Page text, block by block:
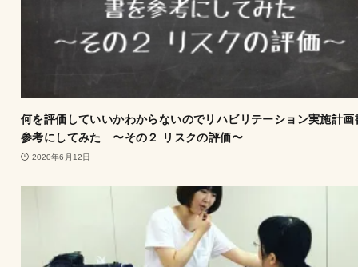
何を評価していいかわからないのでリハビリテーション実施計画
参考にしてみた 〜その２ リスクの評価〜
2020年6月12日